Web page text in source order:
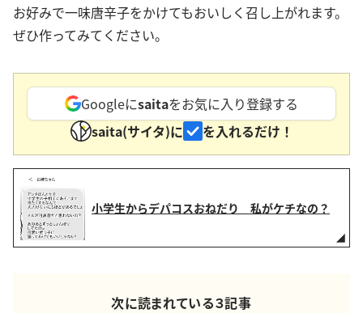
お好みで一味唐辛子をかけてもおいしく召し上がれます。
ぜひ作ってみてください。
Googleにsaitaをお気に入り登録する
saita(サイタ)に
を入れるだけ！
小学生からデパコスおねだり 私がケチなの？
次に読まれている３記事